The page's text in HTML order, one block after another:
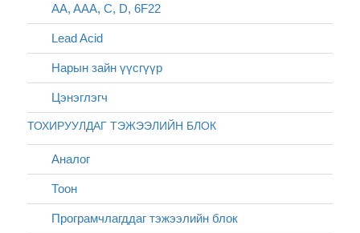
AA, AAA, C, D, 6F22
Lead Acid
Нарын зайн үүсгүүр
Цэнэглэгч
ТОХИРУУЛДАГ ТЭЖЭЭЛИЙН БЛОК
Аналог
Тоон
Програмчлагддаг тэжээлийн блок